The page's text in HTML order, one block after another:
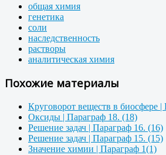
общая химия
генетика
соли
наследственность
растворы
аналитическая химия
Похожие материалы
Круговорот веществ в биосфере |
Оксиды | Параграф 18. (18)
Решение задач | Параграф 16. (16)
Решение задач | Параграф 15. (15)
Значение химии | Параграф 1(1)